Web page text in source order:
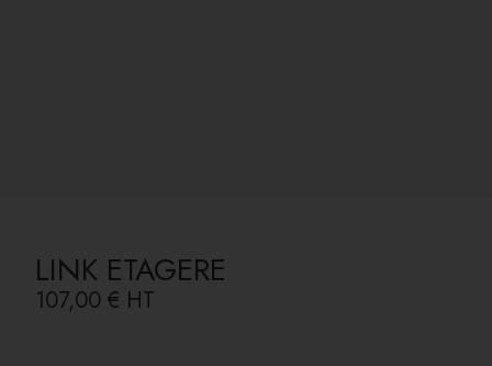
LINK ETAGERE
107,00 € HT